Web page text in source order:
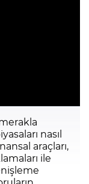
nasıl
araçları,
ile